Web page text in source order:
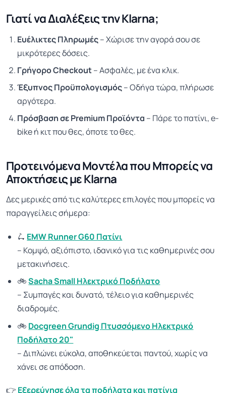
Γιατί να Διαλέξεις την Klarna;
Ευέλικτες Πληρωμές– Χώρισε την αγορά σου σε
μικρότερες δόσεις.
Γρήγορο Checkout– Ασφαλές, με ένα κλικ.
Έξυπνος Προϋπολογισμός– Οδήγα τώρα, πλήρωσε
αργότερα.
Πρόσβαση σε Premium Προϊόντα – Πάρε το πατίνι, e-
bike ή κιτ που θες, όποτε το θες.
Προτεινόμενα Μοντέλα που Μπορείς να
Αποκτήσεις με Klarna
Δες μερικές από τις καλύτερες επιλογές που μπορείς να
παραγγείλεις σήμερα:
🛴 EMW Runner G60 Πατίνι
– Κομψό, αξιόπιστο, ιδανικό για τις καθημερινές σου
μετακινήσεις.
🚲Sacha Small Ηλεκτρικό Ποδήλατο
– Συμπαγές και δυνατό, τέλειο για καθημερινές
διαδρομές.
🚲 Docgreen Grundig Πτυσσόμενο Ηλεκτρικό
Ποδήλατο 20"
– Διπλώνει εύκολα, αποθηκεύεται παντού, χωρίς να
χάνει σε απόδοση.
👉 Εξερεύνησε όλα τα ποδήλατα και πατίνια